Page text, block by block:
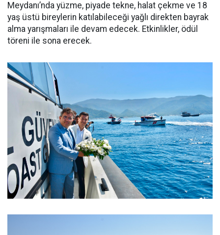
Meydanı’nda yüzme, piyade tekne, halat çekme ve 18
yaş üstü bireylerin katılabileceği yağlı direkten bayrak
alma yarışmaları ile devam edecek. Etkinlikler, ödül
töreni ile sona erecek.